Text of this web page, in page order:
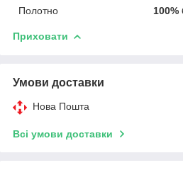
Полотно
100%
Приховати
Умови доставки
Нова Пошта
Всі умови доставки